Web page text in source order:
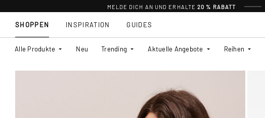
MELDE DICH AN UND ERHALTE20 % RABATT
SHOPPEN
Alle Produkte Neu Trending Aktuelle Angebote Reihen
INSPIRATION GUIDES